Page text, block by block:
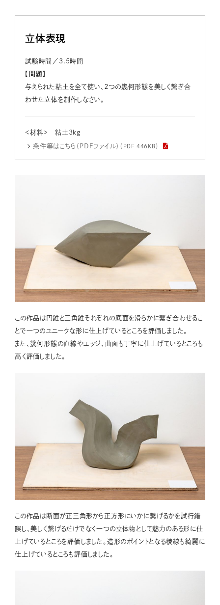
立体表現
試験時間／3.5時間
【問題】
与えられた粘土を全て使い、２つの幾何形態を美しく繋ぎ合
わせた立体を制作しなさい。
＜材料＞ 粘土3kg
条件等はこちら（PDFファイル） （PDF 446KB）
この作品は円錐と三角錐それぞれの底面を滑らかに繋ぎ合わせるこ
とで一つのユニークな形に仕上げているところを評価しました。
また、幾何形態の直線やエッジ、曲面も丁寧に仕上げているところも
高く評価しました。
この作品は断面が正三角形から正方形にいかに繋げるかを試行錯
誤し、美しく繋げるだけでなく一つの立体物として魅力のある形に仕
上げているところを評価しました。造形のポイントとなる稜線も綺麗に
仕上げているところも評価しました。